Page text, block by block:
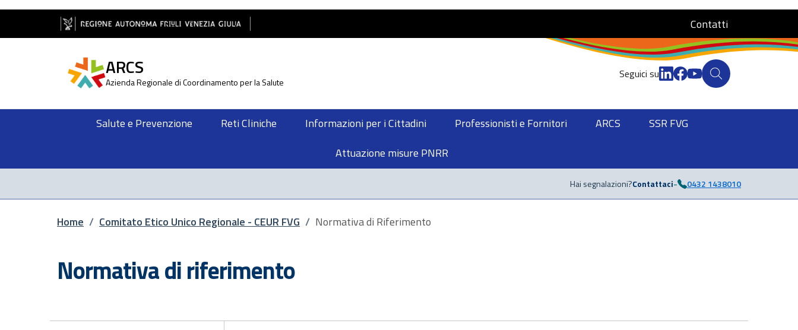
Salta al contenuto principale
Salta al piè di pagina Contatti
ARCS
Azienda Regionale di Coordinamento per la Salute
Seguici su
Salute e Prevenzione Reti Cliniche Informazioni per i Cittadini Professionisti e Fornitori ARCS
SSR FVG
Attuazione misure PNRR
Hai segnalazioni?Contattaci- 0432 1438010
Briciole di pane
Home / Comitato Etico Unico Regionale - CEUR FVG / Normativa di Riferimento
Normativa di riferimento